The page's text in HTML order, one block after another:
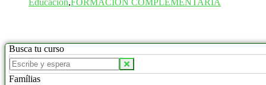
Educación,FORMACIÓN COMPLEMENTARIA
Busca tu curso
Famílias